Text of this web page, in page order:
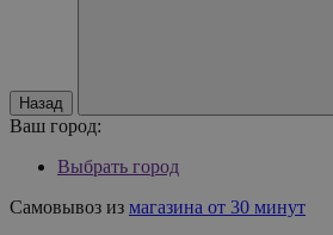
Назад
Ваш город:
Выбрать город
Самовывоз из магазина от 30 минут